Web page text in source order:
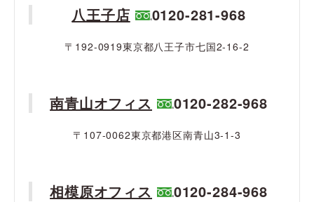
八王子店 0120-281-968
〒192-0919東京都八王子市七国2-16-2
南青山オフィス 0120-282-968
〒107-0062東京都港区南青山3-1-3
相模原オフィス 0120-284-968